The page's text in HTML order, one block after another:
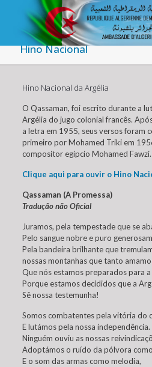
Hino Nacional
Hino Nacional da Argélia
O Qassaman, foi escrito durante a
Argélia do jugo colonial francês.
a letra em 1955, seus versos foram
primeiro por Mohamed Triki em
compositor egípcio Mohamed Fawzi.
Clique aqui para ouvir o Hino
Qassaman (A Promessa)
Tradução não Oficial
Juramos, pela tempestade que se
Pelo sangue nobre e puro
Pela bandeira brilhante que
nossas montanhas que tanto
Que nós estamos preparados para
Porque estamos decididos que a
Sê nossa testemunha!
Somos combatentes pela vitória do
E lutámos pela nossa independência.
Ninguém ouviu as nossas
Adoptámos o ruído da pólvora
E o som das armas como melodia,